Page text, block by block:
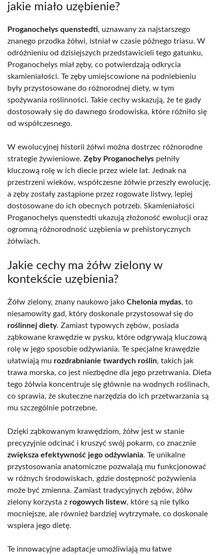
jakie miało uzębienie?
Proganochelys quenstedti, uznawany za najstarszego
znanego przodka żółwi, istniał w czasie późnego triasu. W
odróżnieniu od dzisiejszych przedstawicieli tego gatunku,
Proganochelys miał zęby, co potwierdzają odkrycia
skamieniałości. Te zęby umiejscowione na podniebieniu
były przystosowane do różnorodnej diety, w tym
spożywania roślinności. Takie cechy wskazują, że te gady
dostosowały się do dawnego środowiska, które różniło się
od współczesnego.
W ewolucyjnej historii żółwi można dostrzec różnorodne
strategie żywieniowe. Zęby Proganochelys pełniły
kluczową rolę w ich diecie przez wiele lat. Jednak na
przestrzeni wieków, współczesne żółwie przeszły ewolucję,
a zęby zostały zastąpione przez rogowate listwy, lepiej
dostosowane do ich obecnych potrzeb. Skamieniałości
Proganochelys quenstedti ukazują złożoność ewolucji oraz
ogromną różnorodność uzębienia w prehistorycznych
żółwiach.
Jakie cechy ma żółw zielony w
kontekście uzębienia?
Żółw zielony, znany naukowo jako Chelonia mydas, to
niesamowity gad, który doskonale przystosował się do
roślinnej diety. Zamiast typowych zębów, posiada
ząbkowane krawędzie w pysku, które odgrywają kluczową
rolę w jego sposobie odżywiania. Te specjalne krawędzie
ułatwiają mu rozdrabnianie twardych roślin, takich jak
trawa morska, co jest niezbędne dla jego przetrwania. Dieta
tego żółwia koncentruje się głównie na wodnych roślinach,
co sprawia, że skuteczne narzędzia do ich przetwarzania są
mu szczególnie potrzebne.
Dzięki ząbkowanym krawędziom, żółw jest w stanie
precyzyjnie odcinać i kruszyć swój pokarm, co znacznie
zwiększa efektywność jego odżywiania. Te unikalne
przystosowania anatomiczne pozwalają mu funkcjonować
w różnych środowiskach, gdzie dostępność pożywienia
może być zmienna. Zamiast tradycyjnych zębów, żółw
zielony korzysta z rogowych listew, które są nie tylko
mocniejsze, ale również bardziej wytrzymałe, co doskonale
wspiera jego dietę.
Te innowacyjne adaptacje umożliwiają mu łatwe